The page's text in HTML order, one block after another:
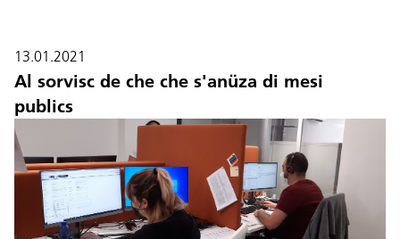
13.01.2021
Al sorvisc de che che s'anüza di mesi
publics